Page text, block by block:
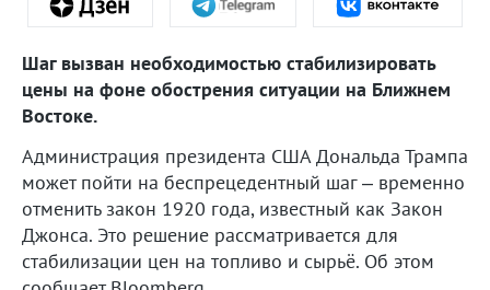
Шаг вызван необходимостью стабилизировать
цены на фоне обострения ситуации на Ближнем
Востоке.
Администрация президента США Дональда Трампа
может пойти на беспрецедентный шаг – временно
отменить закон 1920 года, известный как Закон
Джонса. Это решение рассматривается для
стабилизации цен на топливо и сырьё. Об этом